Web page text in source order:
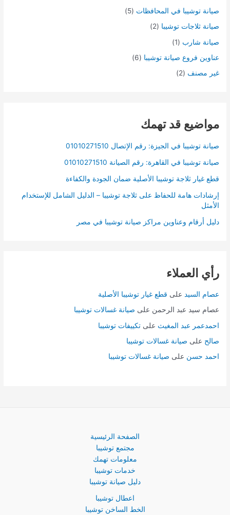
صيانة توشيبا في المحافظات (5)
صيانة ثلاجات توشيبا (2)
صيانة شارب (1)
عناوين فروع صيانة توشيبا (6)
غير مصنف (2)
مواضيع قد تهمك
صيانة توشيبا في الجيزة: رقم الإتصال 01010271510
صيانة توشيبا في القاهرة: رقم الصيانة 01010271510
قطع غيار ثلاجة توشيبا الأصلية ضمان الجودة والكفاءة
إرشادات هامة للحفاظ على ثلاجة توشيبا – الدليل الشامل للإستخدام
الأمثل
دليل أرقام وعناوين مراكز صيانة توشيبا في مصر
رأي العملاء
عصام السيد على قطع غيار توشيبا الأصلية
عصام سيد عبد الرحمن على صيانة غسالات توشيبا
احمدعمر عبد المغيث علىتكييفات توشيبا
صالح على صيانة غسالات توشيبا
احمد حسن على صيانة غسالات توشيبا
الصفحة الرئيسية
مجتمع توشيبا
معلومات تهمك
خدمات توشيبا
دليل صيانة توشيبا
اعطال توشيبا
الخط الساخن توشيبا